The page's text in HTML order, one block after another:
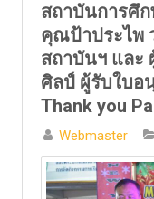
สถาบันการศึก
คุณป้าประไพ
สถาบันฯ และ
ศิลป์ ผู้รับใบอ
Thank you
Webmaster